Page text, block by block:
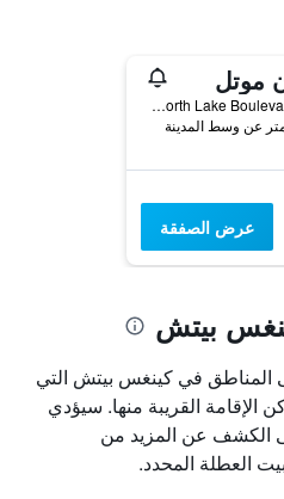
موتل
8200 North Lake Boulevard, كينغس بيتش, CA, الولايات المتحدة الأميريكية
عرض الصفقة
بيتش
المناطق في كينغس بيتش التي
الإقامة القريبة منها. سيؤدي
الكشف عن المزيد من
العطلة المحدد.